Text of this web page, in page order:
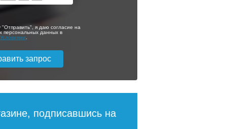
810
стальной люк
Подробнее
"Отправить", я даю согласие на
персональных данных в
Условиями
подписавшись на